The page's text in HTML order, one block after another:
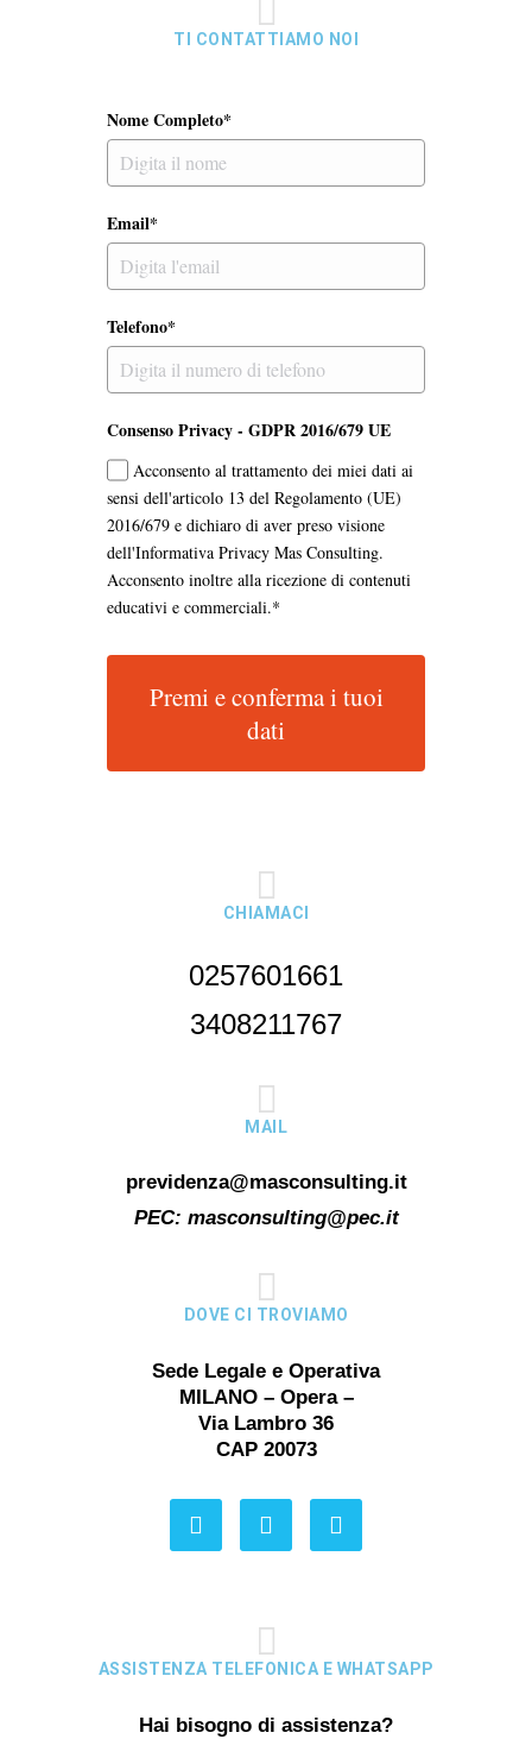
TI CONTATTIAMO NOI
Nome Completo*
Email*
Telefono*
Consenso Privacy - GDPR 2016/679 UE
Acconsento al trattamento dei miei dati ai
sensi dell'articolo 13 del Regolamento (UE)
2016/679 e dichiaro di aver preso visione
dell'Informativa Privacy Mas Consulting.
Acconsento inoltre alla ricezione di contenuti
educativi e commerciali.*
Premi e conferma i tuoi
dati
CHIAMACI
0257601661
3408211767
MAIL
previdenza@masconsulting.it
PEC: masconsulting@pec.it
DOVE CI TROVIAMO
Sede Legale e Operativa
MILANO – Opera –
Via Lambro 36
CAP 20073
ASSISTENZA TELEFONICA E WHATSAPP
Hai bisogno di assistenza?